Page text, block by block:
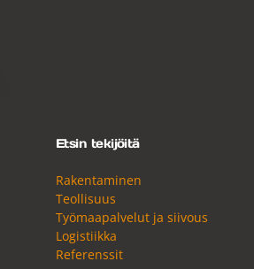
Etsin tekijöitä
Rakentaminen
Teollisuus
Työmaapalvelut ja siivous
Logistiikka
Referenssit